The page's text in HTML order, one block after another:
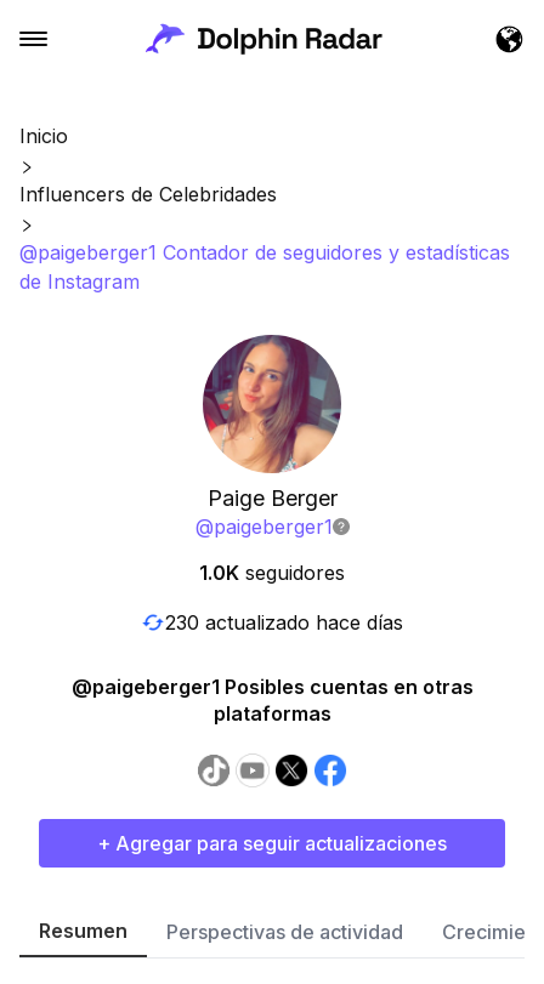
Inicio
Influencers de Celebridades
@paigeberger1 Contador de seguidores y estadísticas
de Instagram
Paige Berger
@paigeberger1
1.0K seguidores
230 actualizado hace días
@paigeberger1 Posibles cuentas en otras
plataformas
+ Agregar para seguir actualizaciones
Resumen Perspectivas de actividad